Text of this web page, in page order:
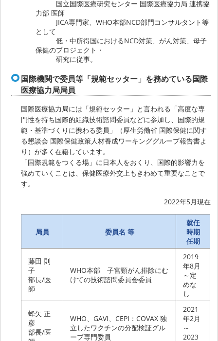
国立国際医療研究センター 国際医療協力局 連携協
力部 医師
JICA専門家、WHO本部NCD部門コンサルタント等
として
低・中所得国におけるNCD対策、がん対策、母子
保健のプロジェクト・
研究に従事。
国際機関で委員等「規範セッター」を務めている国際
医療協力局局員
国際医療協力局には「規範セッター」と言われる「高度な専
門性を持ち国際的組織技術諮問委員などに参加し、国際的規
範・基準づくりに携わる委員」（厚生労働省 国際保健に関す
る懇談会 国際保健政策人材養成ワーキンググループ報告書よ
り）が多く在籍しています。
「国際規範をつくる場」に日本人をおくり、国際的影響力を
強めていくことは、保健医療外交上もきわめて重要なことで
す。
2022年5月現在
局員 委員名 等
就任
時期
任期
藤田 則
子
部長/医
師
WHO本部 子宮頸がん排除にむ
けての技術諮問委員会委員
2019
年8月
～定
めな
し
蜂矢 正
彦
部長/医
WHO、GAVI、CEPI：COVAX 独
立したワクチンの分配検証グル
ープ専門委員
2021
年2月
～
2023